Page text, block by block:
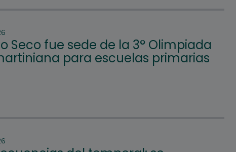
Seco fue sede de la 3° Olimpiada
para escuelas primarias